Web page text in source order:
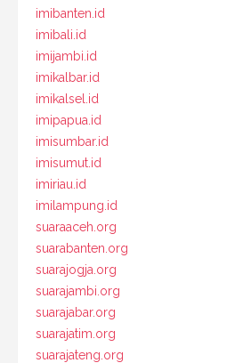
imibanten.id
imibali.id
imijambi.id
imikalbar.id
imikalsel.id
imipapua.id
imisumbar.id
imisumut.id
imiriau.id
imilampung.id
suaraaceh.org
suarabanten.org
suarajogja.org
suarajambi.org
suarajabar.org
suarajatim.org
suarajateng.org